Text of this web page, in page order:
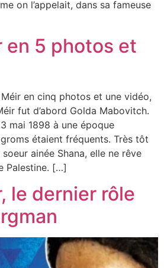
on l’appelait, dans sa fameuse
en 5 photos et
en cinq photos et une vidéo,
fut d’abord Golda Mabovitch.
mai 1898 à une époque
étaient fréquents. Très tôt
ainée Shana, elle ne rêve
Palestine. […]
le dernier rôle